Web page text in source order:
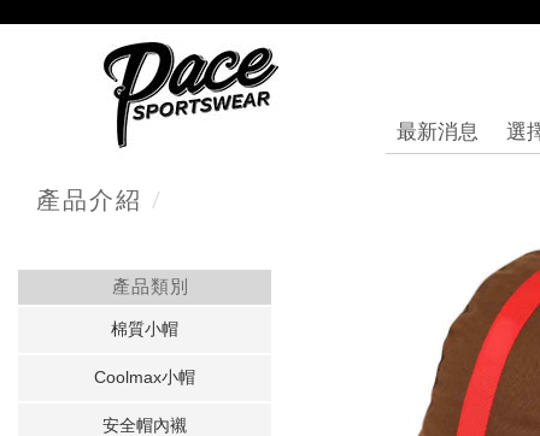
最新消息 選
產品介紹 /
產品類別
棉質小帽
Coolmax小帽
安全帽內襯